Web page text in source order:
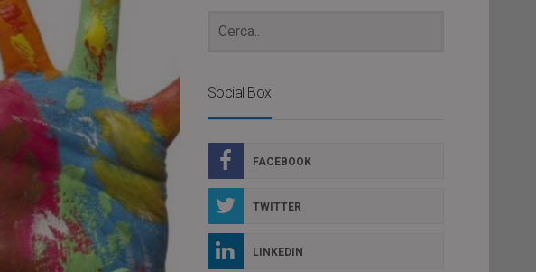
Social Box
FACEBOOK
TWITTER
LINKEDIN